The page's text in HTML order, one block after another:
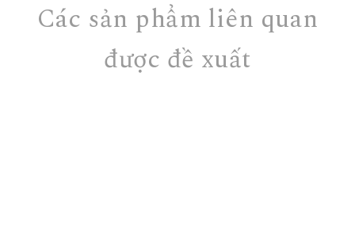
Các sản phẩm liên quan
được đề xuất